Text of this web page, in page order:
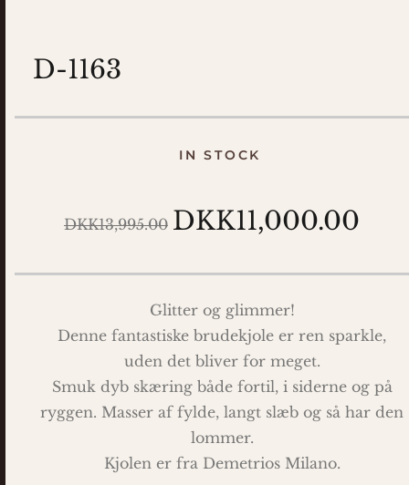
D-1163
IN STOCK
DKK13,995.00 DKK11,000.00
Glitter og glimmer!
Denne fantastiske brudekjole er ren sparkle,
uden det bliver for meget.
Smuk dyb skæring både fortil, i siderne og på
ryggen. Masser af fylde, langt slæb og så har den
lommer.
Kjolen er fra Demetrios Milano.